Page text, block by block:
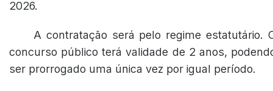
2026.
A contratação será pelo regime estatutário.
concurso público terá validade de 2 anos,
ser prorrogado uma única vez por igual período.